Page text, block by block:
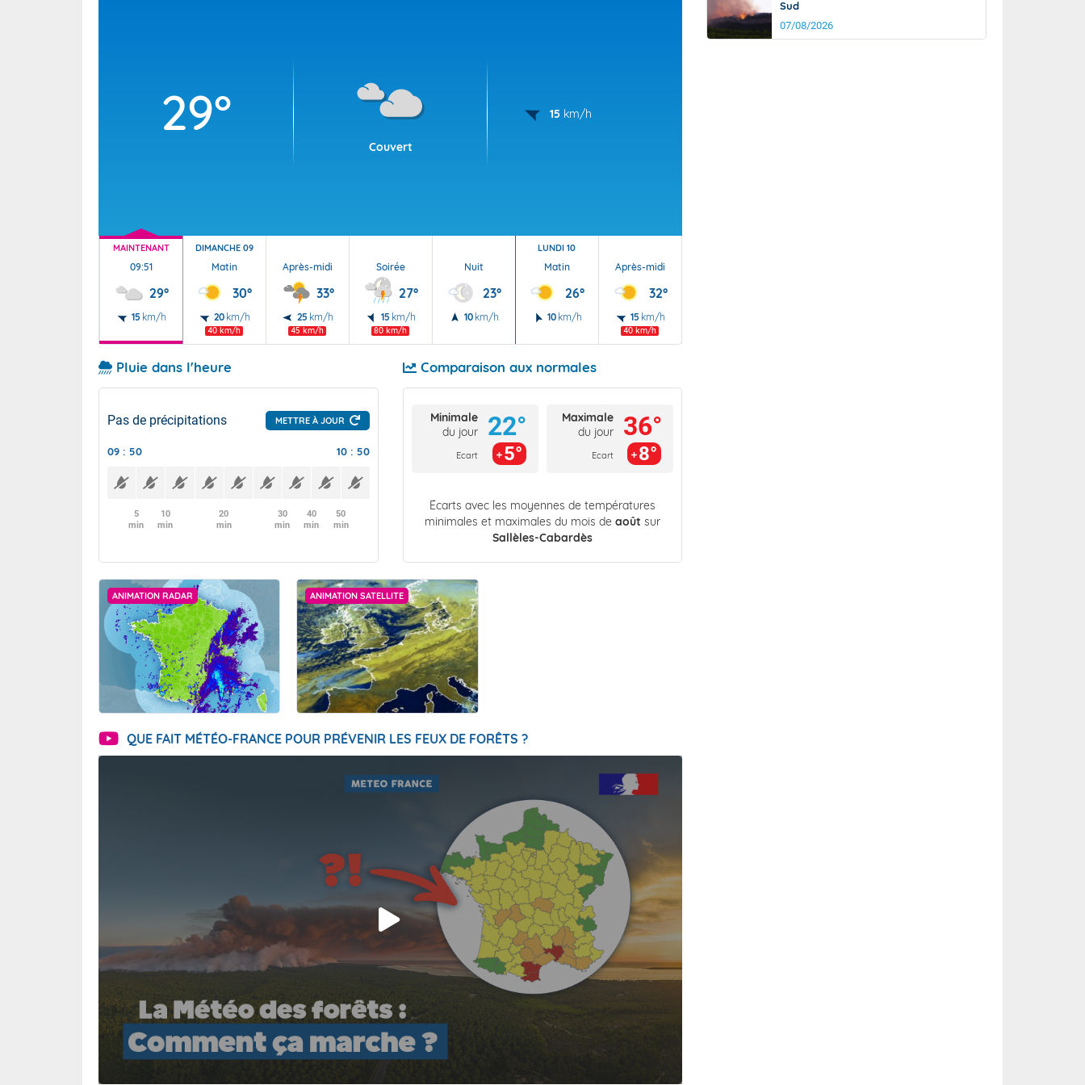
29°
Couvert
15 km/h
MAINTENANT
09:51
29°
15 km/h
DIMANCHE 09
Matin
30°
20 km/h
40 km/h
Après-midi
33°
25 km/h
45 km/h
Soirée
27°
15 km/h
80 km/h
Nuit
23°
10 km/h
LUNDI 10
Matin
26°
10 km/h
Après-midi
32°
15 km/h
40 km/h
Pluie dans l'heure
Pas de précipitations METTRE À JOUR
09 : 50 10 : 50
5
min
10
min
20
min
30
min
40
min
50
min
Comparaison aux normales
Minimale
du jour
Ecart
22°
5°
Maximale
du jour
Ecart
36°
8°
Écarts avec les moyennes de températures
minimales et maximales du mois de août sur
Sallèles-Cabardès
ANIMATION RADAR ANIMATION SATELLITE
QUE FAIT MÉTÉO-FRANCE POUR PRÉVENIR LES FEUX DE FORÊTS ?
Sud
07/08/2026